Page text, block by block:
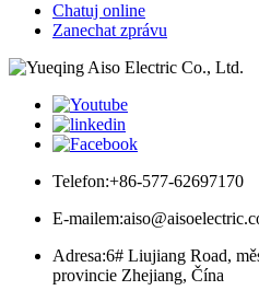
Chatuj online
Zanechat zprávu
Telefon:+86-577-62697170
E-mailem:
Adresa:6# Liujiang Road,
provincie Zhejiang, Čína